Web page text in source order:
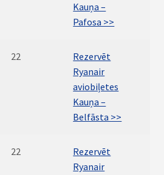
Kauņa –
Pafosa >>
22
Rezervēt
Ryanair
aviobiļetes
Kauņa –
Belfāsta >>
22
Rezervēt
Ryanair